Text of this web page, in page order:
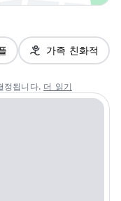
가족 친화적
정됩니다. 더 읽기